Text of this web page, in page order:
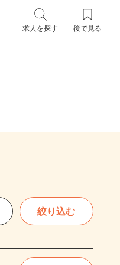
求人を探す 後で見る
絞り込む